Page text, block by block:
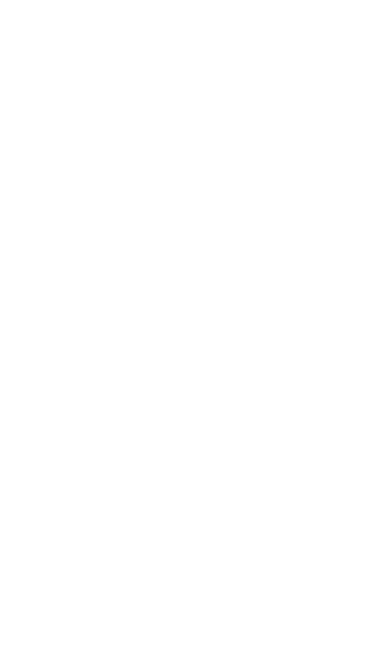
させていただ
了承ください。
き作成されるも
をご了承くださ
御機器販売店・
ようお願いしま
にご登録され
社の共同利用者
とをご了承くだ
1000ppm以下、
下、フタル酸ジブチ
はありません。
品に未対応品が
ない年数を意
貨物等」とい
可)を取得する
要な手段を講じ
これらの製造装
、取り引きをい
ムロン制御